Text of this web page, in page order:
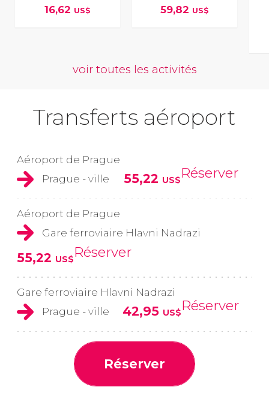
16,62 US$ 59,82 US$
voir toutes les activités
Transferts aéroport
Aéroport de Prague
Prague - ville
55,22 US$Réserver
Aéroport de Prague
Gare ferroviaire Hlavni Nadrazi
55,22 US$Réserver
Gare ferroviaire Hlavni Nadrazi
Prague - ville
42,95 US$Réserver
Réserver